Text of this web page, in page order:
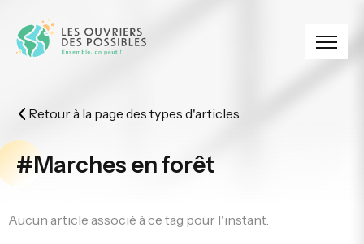
Retour à la page des types d'articles
#Marches en forêt
Aucun article associé à ce tag pour l'instant.